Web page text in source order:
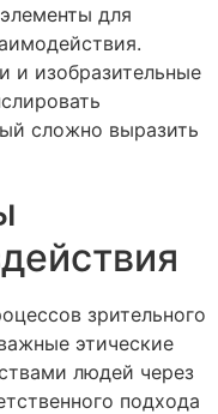
для
и изобразительные
сложно выразить
зрительного
этические
людей через
подхода